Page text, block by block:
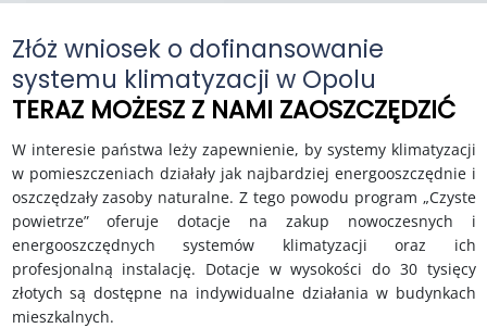
Złóż wniosek o dofinansowanie
systemu klimatyzacji w Opolu
TERAZ MOŻESZ Z NAMI ZAOSZCZĘDZIĆ
W interesie państwa leży zapewnienie, by systemy klimatyzacji
w pomieszczeniach działały jak najbardziej energooszczędnie i
oszczędzały zasoby naturalne. Z tego powodu program „Czyste
powietrze” oferuje dotacje na zakup nowoczesnych i
energooszczędnych systemów klimatyzacji oraz ich
profesjonalną instalację. Dotacje w wysokości do 30 tysięcy
złotych są dostępne na indywidualne działania w budynkach
mieszkalnych.